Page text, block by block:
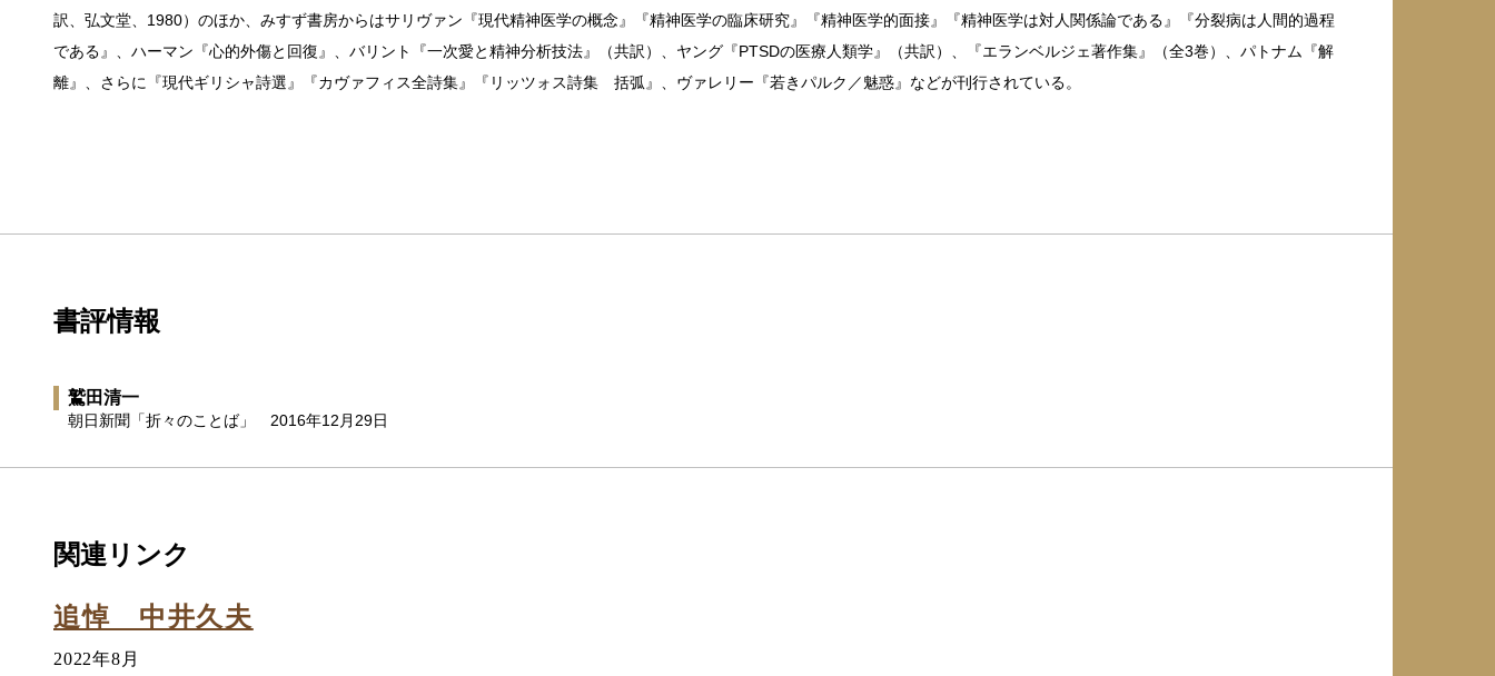
訳、弘文堂、1980）のほか、みすず書房からはサリヴァン『現代精神医学の概念』『精神医学の臨床研究』『精神医学的面接』『精神医学は対人関係論である』『分裂病は人間的過程
である』、ハーマン『心的外傷と回復』、バリント『一次愛と精神分析技法』（共訳）、ヤング『PTSDの医療人類学』（共訳）、『エランベルジェ著作集』（全3巻）、パトナム『解
離』、さらに『現代ギリシャ詩選』『カヴァフィス全詩集』『リッツォス詩集 括弧』、ヴァレリー『若きパルク／魅惑』などが刊行されている。
書評情報
鷲田清一
朝日新聞「折々のことば」 2016年12月29日
関連リンク
追悼 中井久夫
2022年8月